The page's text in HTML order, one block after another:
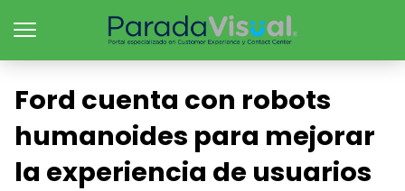
Ford cuenta con robots
humanoides para mejorar
la experiencia de usuarios